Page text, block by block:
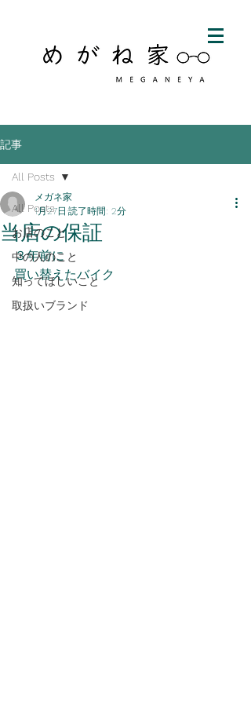
記事
All Posts
お店のこと
中の人のこと
知ってほしいこと
取扱いブランド
All Posts
当店の保証
メガネ家
1月27日 読了時間: 2分
３年前に
買い替えたバイク